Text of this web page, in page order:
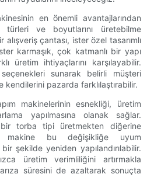
en önemli avantajlarından
ve boyutlarını üretebilme
çantası, ister özel tasarımlı
karmaşık, çok katmanlı bir yapı
üretim ihtiyaçlarını karşılayabilir.
sunarak belirli müşteri
kendilerini pazarda farklılaştırabilir.
makinelerinin esnekliği, üretim
yapılmasına olanak sağlar.
torba tipi üretmekten diğerine
makine bu değişikliğe uyum
şekilde yeniden yapılandırılabilir.
üretim verimliliğini artırmakla
süresini de azaltarak sonuçta